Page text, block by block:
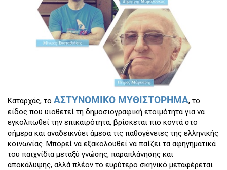
Καταρχάς, το ΑΣΤΥΝΟΜΙΚΟ ΜΥΘΙΣΤΟΡΗΜΑ, το
είδος που υιοθετεί τη δημοσιογραφική ετοιμότητα για να
εγκολπωθεί την επικαιρότητα, βρίσκεται πιο κοντά στο
σήμερα και αναδεικνύει άμεσα τις παθογένειες της ελληνικής
κοινωνίας. Μπορεί να εξακολουθεί να παίζει τα αφηγηματικά
του παιχνίδια μεταξύ γνώσης, παραπλάνησης και
αποκάλυψης, αλλά πλέον το ευρύτερο σκηνικό μεταφέρεται